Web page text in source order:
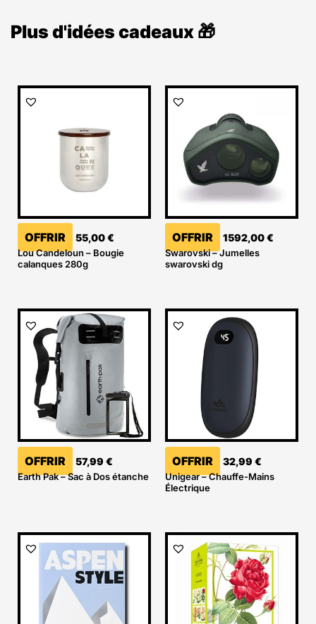
Plus d'idées cadeaux 🎁
OFFRIR 55,00€
Lou Candeloun – Bougie
calanques 280g
OFFRIR 1592,00€
Swarovski – Jumelles
swarovski dg
OFFRIR 57,99 €
Earth Pak – Sac à Dos étanche
OFFRIR 32,99 €
Unigear – Chauffe-Mains
Électrique